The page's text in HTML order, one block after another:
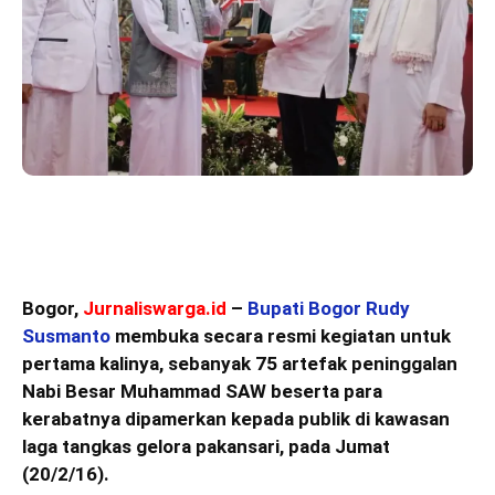
Bogor, Jurnaliswarga.id – Bupati Bogor Rudy
Susmanto membuka secara resmi kegiatan untuk
pertama kalinya, sebanyak 75 artefak peninggalan
Nabi Besar Muhammad SAW beserta para
kerabatnya dipamerkan kepada publik di kawasan
laga tangkas gelora pakansari, pada Jumat
(20/2/16).